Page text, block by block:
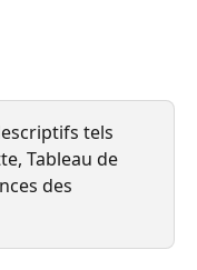
tels
Tableau de
des